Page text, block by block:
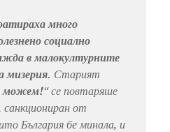
много
социално
в малокултурните
мизерия. Старият
можем!“ се повтаряше
санкциониран от
България бе минала, и